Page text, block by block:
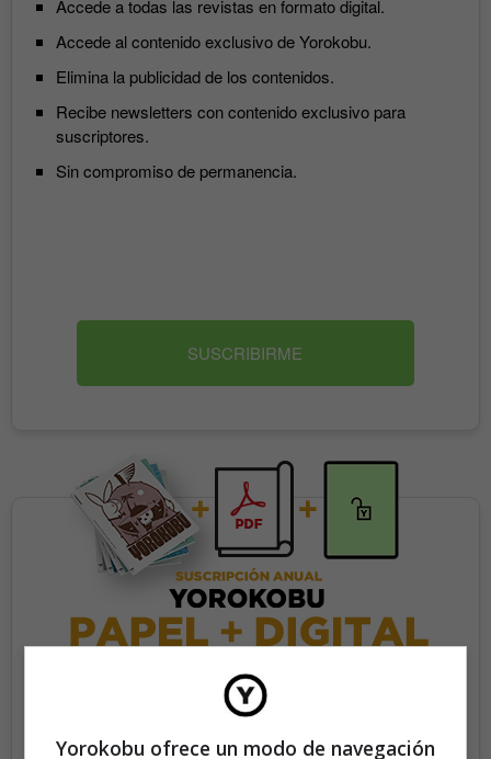
Accede a todas las revistas en formato digital.
Accede al contenido exclusivo de Yorokobu.
Elimina la publicidad de los contenidos.
Recibe newsletters con contenido exclusivo para
suscriptores.
Sin compromiso de permanencia.
SUSCRIBIRME
35€/año
Yorokobu ofrece un modo de navegación